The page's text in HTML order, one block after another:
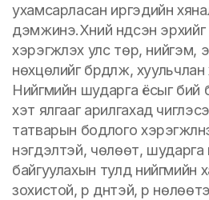
ухамсарласан иргэдийн
дэмжинэ.Хүний үндсэн эрхийг
хэрэгжүүлэх улс төр, нийгэм,
нөхцөлийг бүрдүүлж,
Нийгмийн шударга ёсыг бий
хэт ялгааг арилгахад
татварын бодлого
нэгдэлтэй, чөлөөт, шударга
байгуулахын тулд нийгмийн
зохистой, үр дүнтэй, үр